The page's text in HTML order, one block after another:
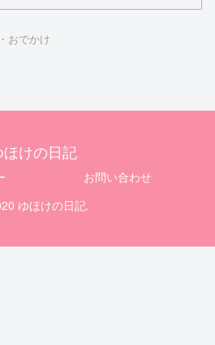
おでかけ
ほけの日記
お問い合わせ
ゆほけの日記.